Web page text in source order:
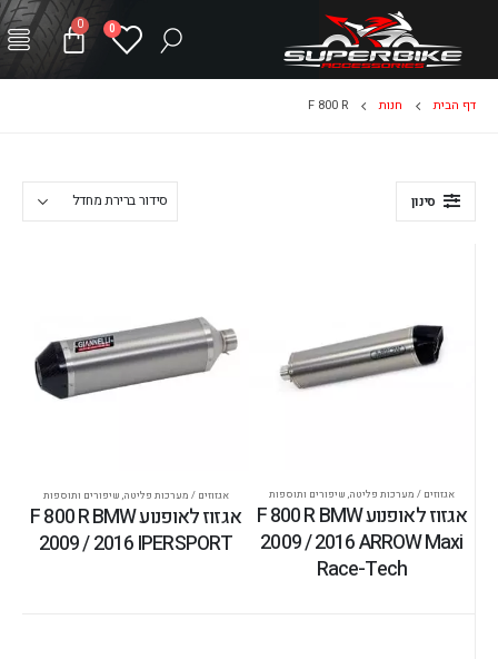
0
0
דף הבית חנות F 800 R
סינון
אגזוזים / מערכות פליטה, שיפורים ותוספות
אגזוז לאופנוע F 800 R BMW
2009 / 2016 ARROW Maxi
Race-Tech
אגזוזים / מערכות פליטה, שיפורים ותוספות
אגזוז לאופנוע F 800 R BMW
2009 / 2016 IPERSPORT